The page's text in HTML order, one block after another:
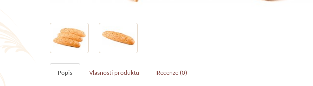
Popis Vlasnosti produktu Recenze (0)